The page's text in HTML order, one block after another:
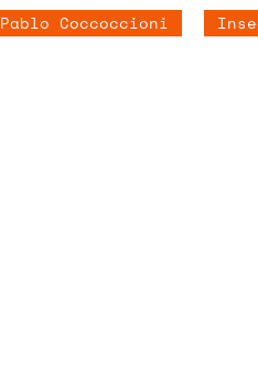
Pablo Coccoccioni